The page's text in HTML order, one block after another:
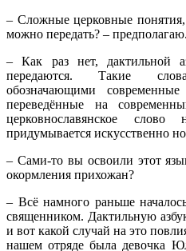
– Сложные церковные
можно передать? –
– Как раз нет, дактильной
передаются. Такие
обозначающими
переведённые на
церковнославянское
придумывается искусственно
– Сами-то вы освоили этот
окормления прихожан?
– Всё намного раньше
священником. Дактильную
и вот какой случай на это
нашем отряде была девочка